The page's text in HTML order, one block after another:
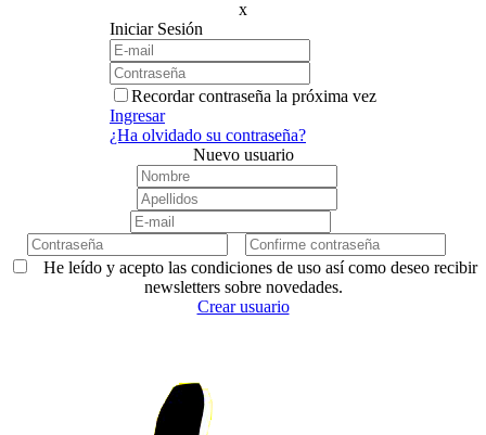
x
Iniciar Sesión
Recordar contraseña la próxima vez
Ingresar
¿Ha olvidado su contraseña?
Nuevo usuario
He leído y acepto las condiciones de uso así como deseo recibir
newsletters sobre novedades.
Crear usuario